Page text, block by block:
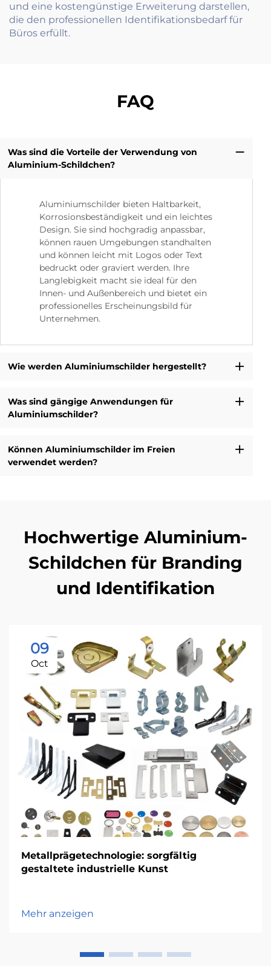
und eine kostengünstige Erweiterung darstellen,
die den professionellen Identifikationsbedarf für
Büros erfüllt.
FAQ
Was sind die Vorteile der Verwendung von
Aluminium-Schildchen?
Aluminiumschilder bieten Haltbarkeit,
Korrosionsbeständigkeit und ein leichtes
Design. Sie sind hochgradig anpassbar,
können rauen Umgebungen standhalten
und können leicht mit Logos oder Text
bedruckt oder graviert werden. Ihre
Langlebigkeit macht sie ideal für den
Innen- und Außenbereich und bietet ein
professionelles Erscheinungsbild für
Unternehmen.
Wie werden Aluminiumschilder hergestellt?
Was sind gängige Anwendungen für
Aluminiumschilder?
Können Aluminiumschilder im Freien
verwendet werden?
Hochwertige Aluminium-
Schildchen für Branding
und Identifikation
09
Oct
Metallprägetechnologie: sorgfältig
gestaltete industrielle Kunst
Mehr anzeigen